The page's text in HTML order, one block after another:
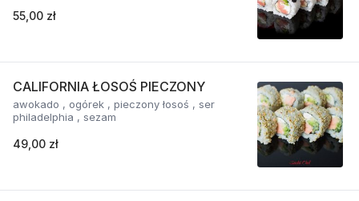
55,00 zł
CALIFORNIA ŁOSOŚ PIECZONY
awokado , ogórek , pieczony łosoś , ser
philadelphia , sezam
49,00 zł